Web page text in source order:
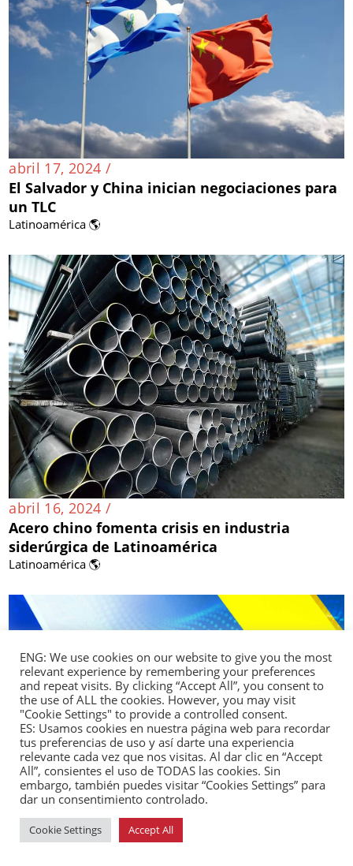
abril 17, 2024 /
El Salvador y China inician negociaciones para
un TLC
Latinoamérica 🌎
abril 16, 2024 /
Acero chino fomenta crisis en industria
siderúrgica de Latinoamérica
Latinoamérica 🌎
abril 15, 2024 /
inversión de US$ 50 millones para mercado
ENG: We use cookies on our website to give you the most
relevant experience by remembering your preferences
and repeat visits. By clicking “Accept All”, you consent to
the use of ALL the cookies. However, you may visit
"Cookie Settings" to provide a controlled consent.
ES: Usamos cookies en nuestra página web para recordar
tus preferencias de uso y así darte una experiencia
relevante cada vez que nos visitas. Al dar clic en “Accept
All”, consientes el uso de TODAS las cookies. Sin
embargo, también puedes visitar “Cookies Settings” para
dar un consentimiento controlado.
Cookie Settings Accept All